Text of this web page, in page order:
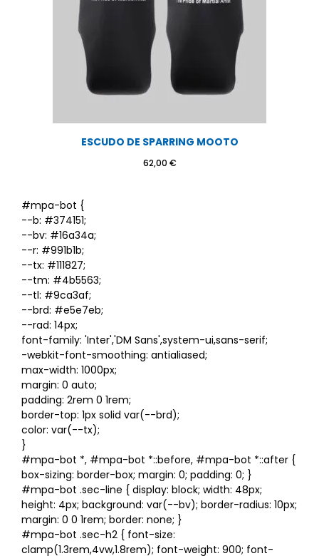
ESCUDO DE SPARRING MOOTO
62,00 €
#mpa-bot {
--b: #374151;
--bv: #16a34a;
--r: #991b1b;
--tx: #111827;
--tm: #4b5563;
--tl: #9ca3af;
--brd: #e5e7eb;
--rad: 14px;
font-family: 'Inter','DM Sans',system-ui,sans-serif;
-webkit-font-smoothing: antialiased;
max-width: 1000px;
margin: 0 auto;
padding: 2rem 0 1rem;
border-top: 1px solid var(--brd);
color: var(--tx);
}
#mpa-bot *, #mpa-bot *::before, #mpa-bot *::after {
box-sizing: border-box; margin: 0; padding: 0; }
#mpa-bot .sec-line { display: block; width: 48px;
height: 4px; background: var(--bv); border-radius: 10px;
margin: 0 0 1rem; border: none; }
#mpa-bot .sec-h2 { font-size:
clamp(1.3rem,4vw,1.8rem); font-weight: 900; font-